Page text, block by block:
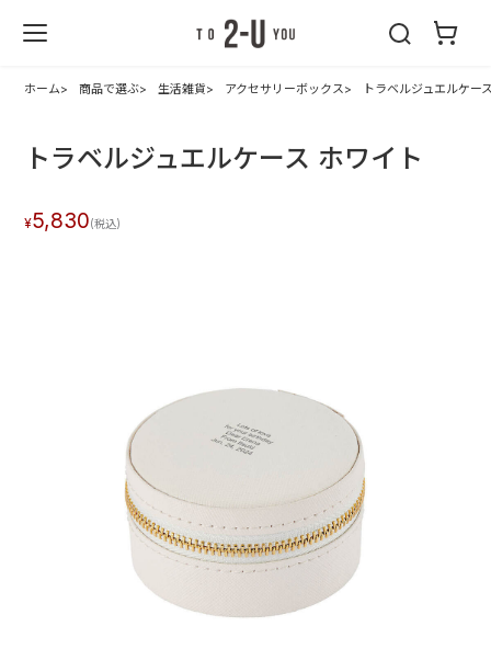
ホーム 商品で選ぶ 生活雑貨 アクセサリーボックス トラベルジュエルケー
トラベルジュエルケース ホワイト
5,830